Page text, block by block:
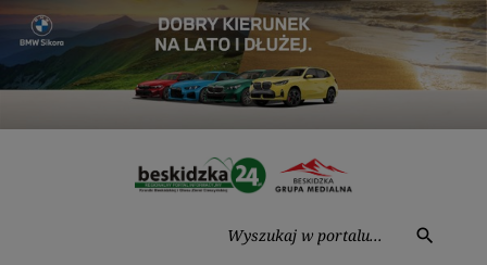
Przejdź
treści
search